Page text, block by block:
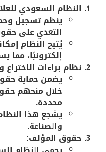
النظام السعودي
ينظم تسجيل
التعدي على
يُتيح النظام
إلكترونيًا، مما
نظام براءات
يضمن حماية
خلال منحهم
محددة.
يشجع هذا
والصناعة.
حقوق المؤلف: